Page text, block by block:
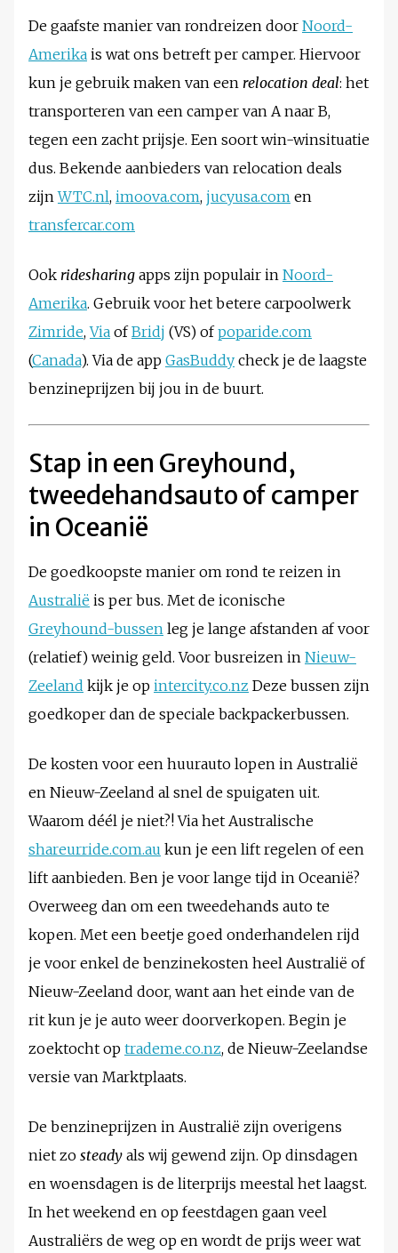
De gaafste manier van rondreizen door Noord-
Amerika is wat ons betreft per camper. Hiervoor
kun je gebruik maken van een relocation deal: het
transporteren van een camper van A naar B,
tegen een zacht prijsje. Een soort win-winsituatie
dus. Bekende aanbieders van relocation deals
zijnWTC.nl, imoova.com, jucyusa.com en
transfercar.com
Ook ridesharing apps zijn populair in Noord-
Amerika. Gebruik voor het betere carpoolwerk
Zimride,Via ofBridj (VS) ofpoparide.com
(Canada). Via de app GasBuddy check je de laagste
benzineprijzen bij jou in de buurt.
Stap in een Greyhound,
tweedehandsauto of camper
in Oceanië
De goedkoopste manier om rond te reizen in
Australië is per bus. Met de iconische
Greyhound-bussen leg je lange afstanden af voor
(relatief) weinig geld. Voor busreizen in Nieuw-
Zeeland kijk je op intercity.co.nz Deze bussen zijn
goedkoper dan de speciale backpackerbussen.
De kosten voor een huurauto lopen in Australië
en Nieuw-Zeeland al snel de spuigaten uit.
Waarom déél je niet?! Via het Australische
shareurride.com.au kun je een lift regelen of een
lift aanbieden. Ben je voor lange tijd in Oceanië?
Overweeg dan om een tweedehands auto te
kopen. Met een beetje goed onderhandelen rijd
je voor enkel de benzinekosten heel Australië of
Nieuw-Zeeland door, want aan het einde van de
rit kun je je auto weer doorverkopen. Begin je
zoektocht op trademe.co.nz, de Nieuw-Zeelandse
versie van Marktplaats.
De benzineprijzen in Australië zijn overigens
niet zo steady als wij gewend zijn. Op dinsdagen
en woensdagen is de literprijs meestal het laagst.
In het weekend en op feestdagen gaan veel
Australiërs de weg op en wordt de prijs weer wat